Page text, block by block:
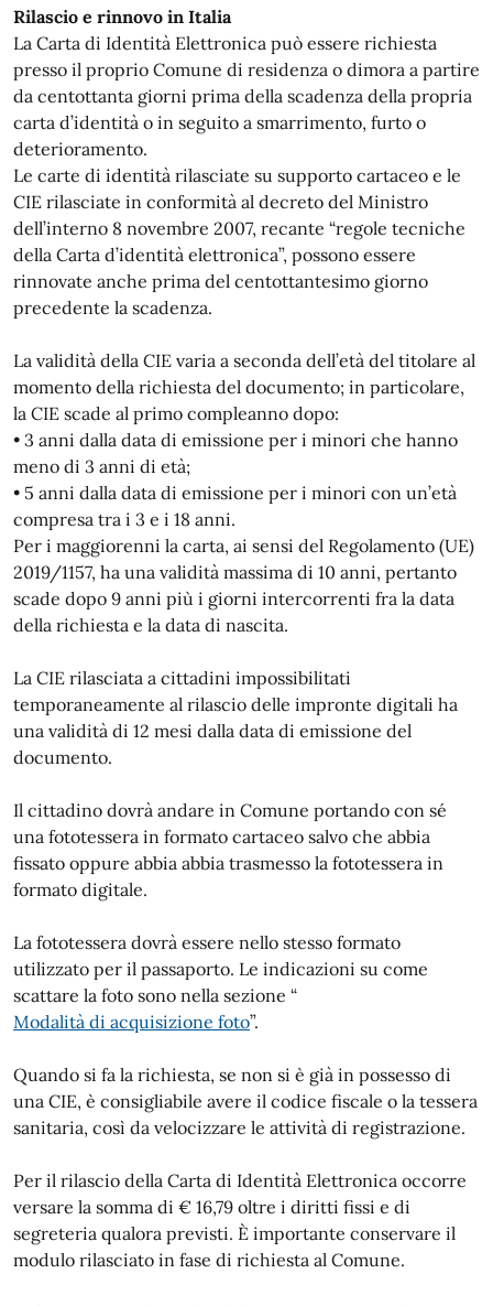
Rilascio e rinnovo in Italia
La Carta di Identità Elettronica può essere richiesta
presso il proprio Comune di residenza o dimora a partire
da centottanta giorni prima della scadenza della propria
carta d’identità o in seguito a smarrimento, furto o
deterioramento.
Le carte di identità rilasciate su supporto cartaceo e le
CIE rilasciate in conformità al decreto del Ministro
dell’interno 8 novembre 2007, recante “regole tecniche
della Carta d’identità elettronica”, possono essere
rinnovate anche prima del centottantesimo giorno
precedente la scadenza.
La validità della CIE varia a seconda dell’età del titolare al
momento della richiesta del documento; in particolare,
la CIE scade al primo compleanno dopo:
• 3 anni dalla data di emissione per i minori che hanno
meno di 3 anni di età;
• 5 anni dalla data di emissione per i minori con un’età
compresa tra i 3 e i 18 anni.
Per i maggiorenni la carta, ai sensi del Regolamento (UE)
2019/1157, ha una validità massima di 10 anni, pertanto
scade dopo 9 anni più i giorni intercorrenti fra la data
della richiesta e la data di nascita.
La CIE rilasciata a cittadini impossibilitati
temporaneamente al rilascio delle impronte digitali ha
una validità di 12 mesi dalla data di emissione del
documento.
Il cittadino dovrà andare in Comune portando con sé
una fototessera in formato cartaceo salvo che abbia
fissato oppure abbia abbia trasmesso la fototessera in
formato digitale.
La fototessera dovrà essere nello stesso formato
utilizzato per il passaporto. Le indicazioni su come
scattare la foto sono nella sezione “
Modalità di acquisizione foto”.
Quando si fa la richiesta, se non si è già in possesso di
una CIE, è consigliabile avere il codice fiscale o la tessera
sanitaria, così da velocizzare le attività di registrazione.
Per il rilascio della Carta di Identità Elettronica occorre
versare la somma di € 16,79 oltre i diritti fissi e di
segreteria qualora previsti. È importante conservare il
modulo rilasciato in fase di richiesta al Comune.